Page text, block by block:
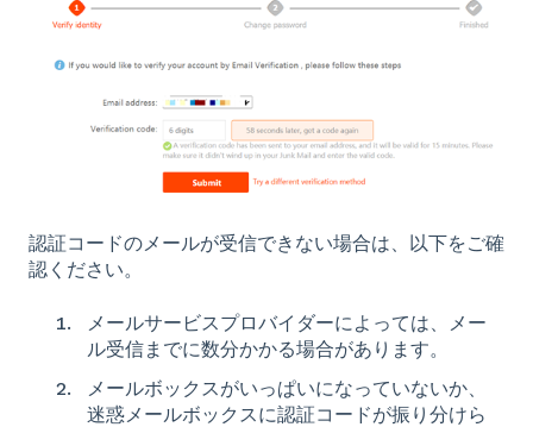
認証コードのメールが受信できない場合は、以下をご確
認ください。
メールサービスプロバイダーによっては、メー
ル受信までに数分かかる場合があります。
メールボックスがいっぱいになっていないか、
迷惑メールボックスに認証コードが振り分けら